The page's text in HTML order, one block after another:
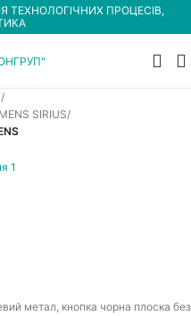
ТЕХНОЛОГІЧНИХ ПРОЦЕСІВ,
SIRIUS
метал, кнопка чорна плоска без